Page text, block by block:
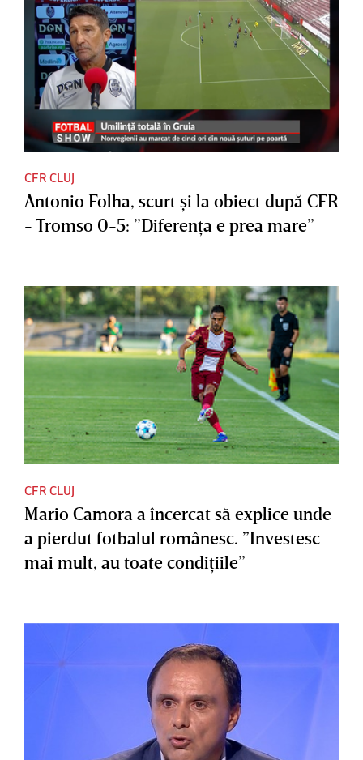
CFR CLUJ
Antonio Folha, scurt şi la obiect după CFR
- Tromso 0-5: ”Diferenţa e prea mare”
CFR CLUJ
Mario Camora a încercat să explice unde
a pierdut fotbalul românesc. ”Investesc
mai mult, au toate condiţiile”